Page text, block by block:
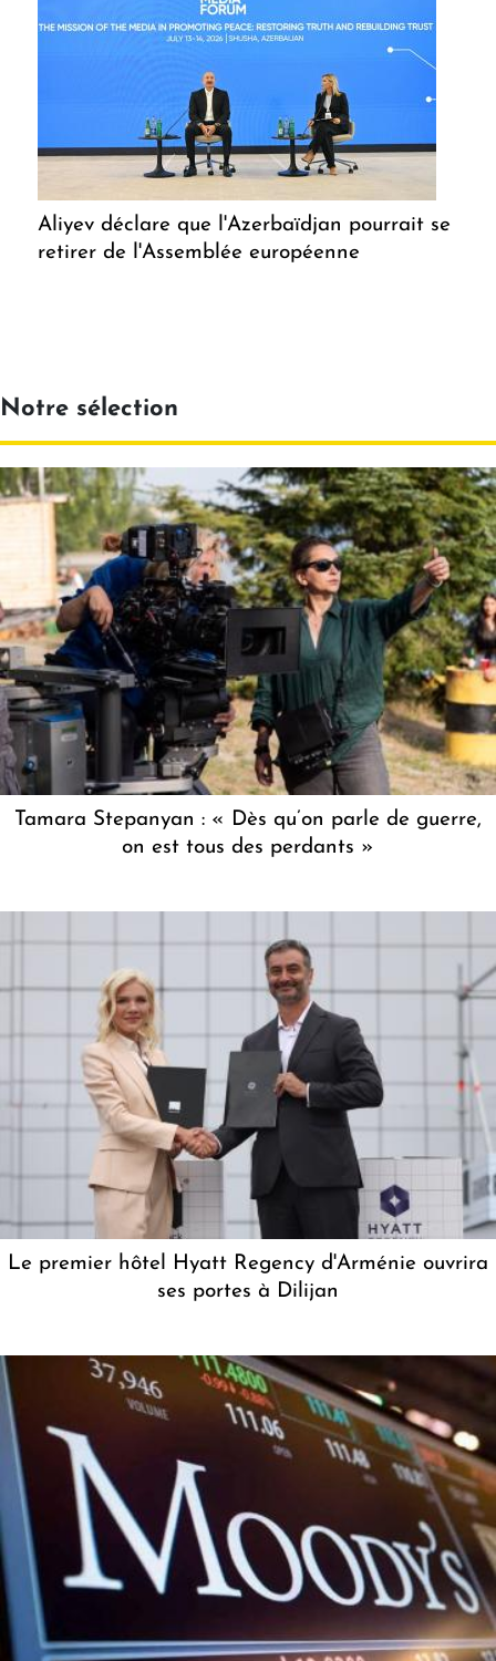
Aliyev déclare que l'Azerbaïdjan pourrait se
retirer de l'Assemblée européenne
Notre sélection
Tamara Stepanyan : « Dès qu’on parle de guerre,
on est tous des perdants »
Le premier hôtel Hyatt Regency d'Arménie ouvrira
ses portes à Dilijan